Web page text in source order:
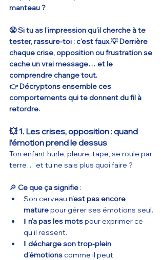
manteau ?
😤 Si tu as l’impression qu’il cherche à te
tester, rassure-toi : c’est faux.💡 Derrière
chaque crise, opposition ou frustration se
cache un vrai message… et le
comprendre change tout.
👉 Décryptons ensemble ces
comportements qui te donnent du fil à
retordre.
💥 1. Les crises, opposition : quand
l’émotion prend le dessus
Ton enfant hurle, pleure, tape, se roule par
terre… et tu ne sais plus quoi faire ?
🔎 Ce que ça signifie :
Son cerveau n’est pas encore
mature pour gérer ses émotions seul.
Il n’a pas les mots pour exprimer ce
qu’il ressent.
Il décharge son trop-plein
d’émotions comme il peut.